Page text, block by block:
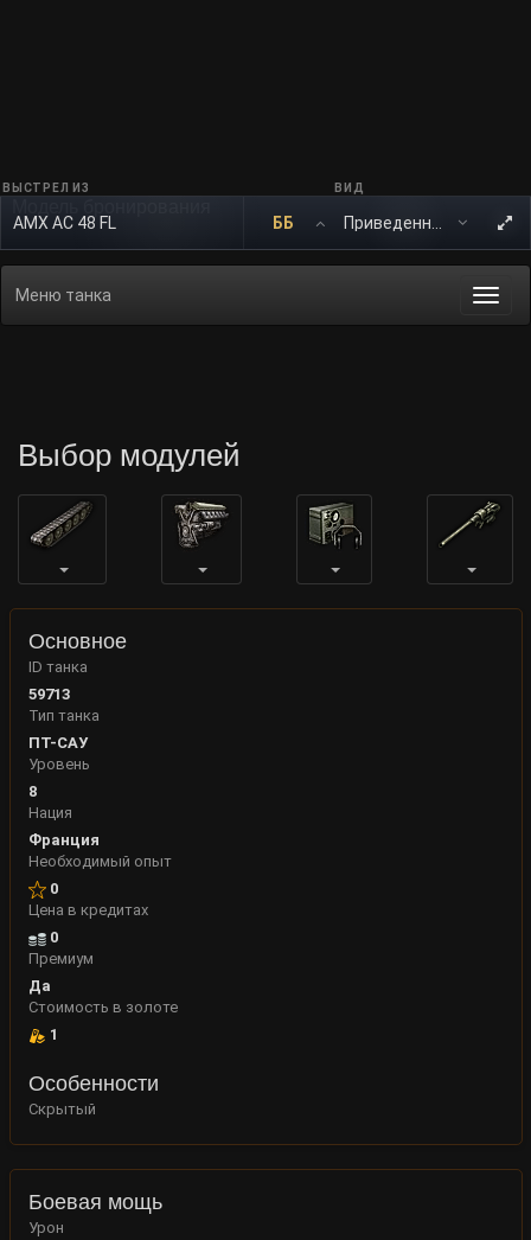
ВЫСТРЕЛ ИЗ
AMX AC 48 FL ББ
ВИД
Меню танка
Выбор модулей
Основное
ID танка
59713
Тип танка
ПТ-САУ
Уровень
8
Нация
Франция
Необходимый опыт
0
Цена в кредитах
0
Премиум
Да
Стоимость в золоте
1
Особенности
Скрытый
Боевая мощь
Урон